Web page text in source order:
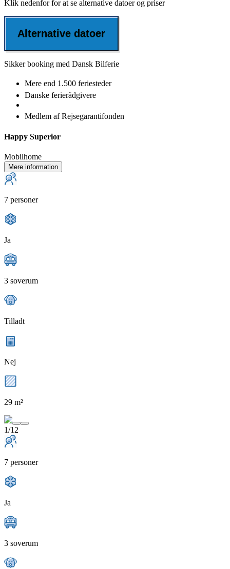
Klik nedenfor for at se alternative datoer og priser
Alternative datoer
Sikker booking med Dansk Bilferie
Mere end 1.500 feriesteder
Danske ferierådgivere
Medlem afRejsegarantifonden
Happy Superior
Mobilhome
Mere information
7 personer
Ja
3 soverum
Tilladt
Nej
29 m²
1/12
7 personer
Ja
3 soverum